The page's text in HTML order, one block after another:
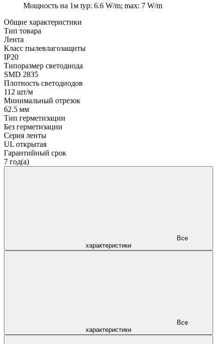
Мощность на 1м typ: 6.6 W/m; max: 7 W/m
Общие характеристики
Тип товара
Лента
Класс пылевлагозащиты
IP20
Типоразмер светодиода
SMD 2835
Плотность светодиодов
112 шт/м
Минимальный отрезок
62.5 мм
Тип герметизации
Без герметизации
Серия ленты
UL открытая
Гарантийный срок
7 год(а)
характеристики
характеристики